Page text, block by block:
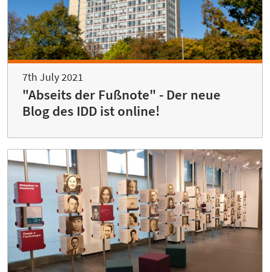
7th July 2021
"Abseits der Fußnote" - Der neue
Blog des IDD ist online!